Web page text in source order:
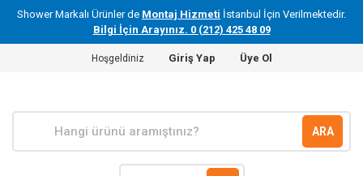
Shower Markalı Ürünler de Montaj Hizmeti İstanbul İçin Verilmektedir.
Bilgi İçin Arayınız. 0 (212) 425 48 09
Hoşgeldiniz Giriş Yap Üye Ol
ARA